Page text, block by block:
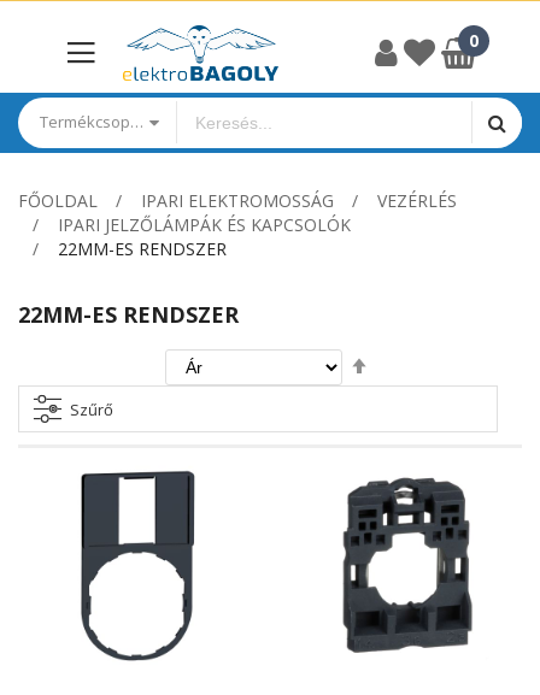
Termékcsoportok
FŐOLDAL IPARI ELEKTROMOSSÁG
VEZÉRLÉS
IPARI JELZŐLÁMPÁK ÉS KAPCSOLÓK
22MM-ES RENDSZER
22MM-ES RENDSZER
irány
Szűrő